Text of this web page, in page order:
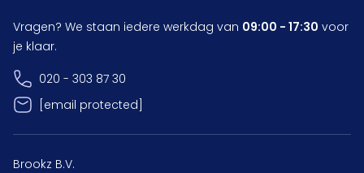
Vragen? We staan iedere werkdag van 09:00 - 17:30 voor
je klaar.
020 - 303 87 30
[email protected]
Brookz B.V.